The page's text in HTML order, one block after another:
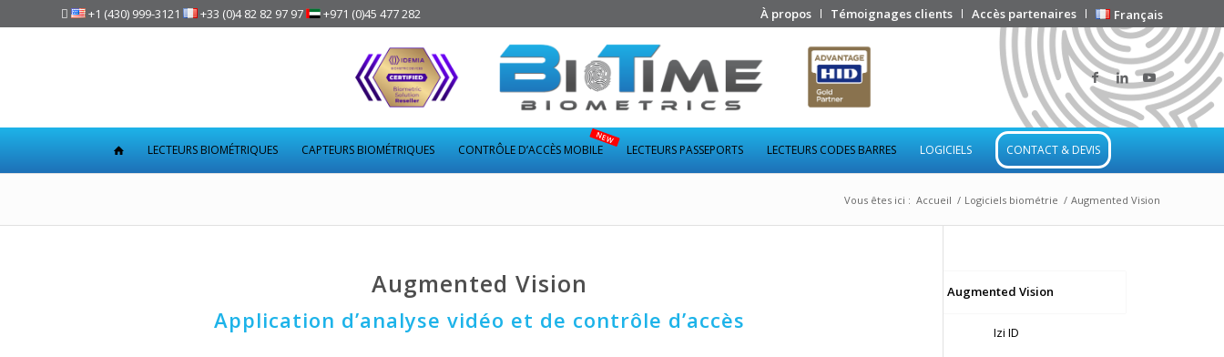
À propos Témoignages clients Accès partenaires Français
 +1 (430) 999-3121 +33 (0)4 82 82 97 97 +971 (0)45 477 282
LECTEURS BIOMÉTRIQUES CAPTEURS BIOMÉTRIQUES CONTRÔLE D’ACCÈS MOBILE LECTEURS PASSEPORTS LECTEURS CODES BARRES LOGICIELS CONTACT & DEVIS
Vous êtes ici : Accueil / Logiciels biométrie / Augmented Vision
Augmented Vision
Application d’analyse vidéo et de contrôle d’accès
Augmented Vision
Izi ID